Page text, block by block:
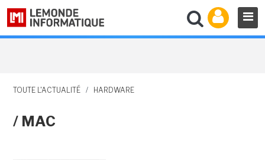
TOUTE L'ACTUALITÉ / HARDWARE
/ MAC